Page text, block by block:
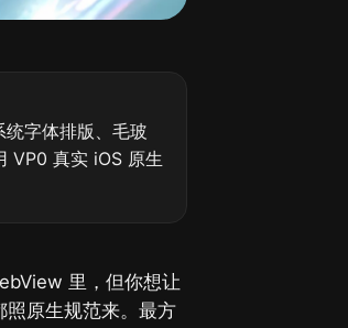
字体排版、毛玻
VP0 真实 iOS 原生
里，但你想让
原生规范来。最方